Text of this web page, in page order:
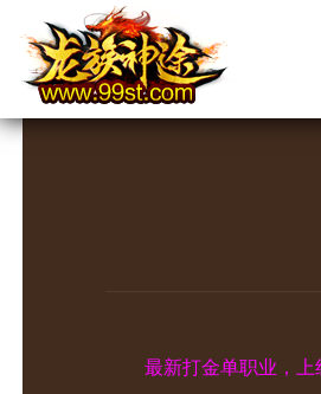
新闻中心
最新打金单职业，